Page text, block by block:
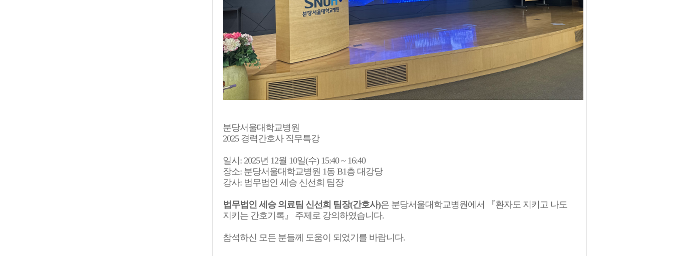
분당서울대학교병원
2025 경력간호사 직무특강
일시: 2025년 12월 10일(수) 15:40 ~ 16:40
장소: 분당서울대학교병원 1동 B1층 대강당
강사: 법무법인 세승 신선희 팀장
법무법인 세승 의료팀 신선희 팀장(간호사)은 분당서울대학교병원에서 『환자도 지키고 나도
지키는 간호기록』 주제로 강의하였습니다.
참석하신 모든 분들께 도움이 되었기를 바랍니다.